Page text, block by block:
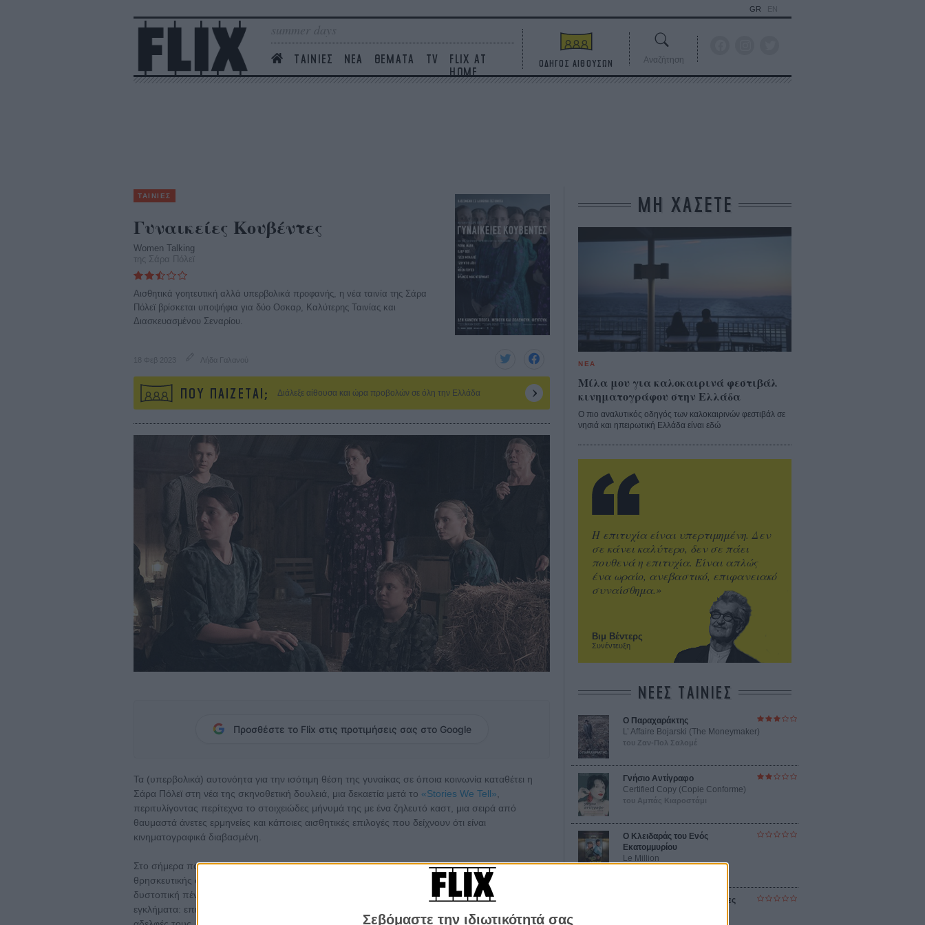
Σεβόμαστε την ιδιωτικότητά σας
summer days
ΤΑΙΝΙΕΣ ΝΕΑ ΘΕΜΑΤΑ TV
FLIX AT
HOME
GR EN
ΟΔΗΓΟΣ ΑΙΘΟΥΣΩΝ Αναζήτηση
ΤΑΙΝΙΕΣ
Γυναικείες Κουβέντες
Women Talking
της Σάρα Πόλεϊ
Αισθητικά γοητευτική αλλά υπερβολικά προφανής, η νέα ταινία της Σάρα
Πόλεϊ βρίσκεται υποψήφια για δύο Οσκαρ, Καλύτερης Ταινίας και
Διασκευασμένου Σεναρίου.
18 Φεβ 2023 Λήδα Γαλανού
ΠΟΥ ΠΑΙΖΕΤΑΙ; Διάλεξε αίθουσα και ώρα προβολών σε όλη την Ελλάδα
Προσθέστε το Flix στις προτιμήσεις σας στο Google
Τα (υπερβολικά) αυτονόητα για την ισότιμη θέση της γυναίκας σε όποια κοινωνία καταθέτει η
Σάρα Πόλεϊ στη νέα της σκηνοθετική δουλειά, μια δεκαετία μετά το «Stories We Tell»
περιτυλίγοντας περίτεχνα το στοιχειώδες μήνυμά της με ένα ζηλευτό καστ, μια σειρά από
θαυμαστά άνετες ερμηνείες και κάποιες αισθητικές επιλογές που δείχνουν ότι είναι
κινηματογραφικά διαβασμένη.
Στο σήμερα που μοιάζει άχρονο, σ' ένα απομονωμένο από τον σύγχρονο πολιτισμό χωριό μιας
θρησκευτικής σέκτας (που θα μπορούσε ν' ανήκει σε Μενονίτες, Αμις, Μορμόνους ή στη
δυστοπική πένα τής Μάργκαρετ Ατγουντ), οι άντρες διαπράττουν καθημερινά ασυγχώρητα
εγκλήματα: επιτίθενται ετσιθελικά στις γυναίκες, τις δικές τους ή των άλλων, στις κόρες ή τις
ΜΗ ΧΑΣΕΤΕ
ΝΕΑ
Μίλα μου για καλοκαιρινά φεστιβάλ
κινηματογράφου στην Ελλάδα
Ο πιο αναλυτικός οδηγός των καλοκαιρινών φεστιβάλ σε
νησιά και ηπειρωτική Ελλάδα είναι εδώ
Βιμ Βέντερς
Συνέντευξη
Η επιτυχία είναι υπερτιμημένη. Δεν
σε κάνει καλύτερο, δεν σε πάει
πουθενά η επιτυχία. Είναι απλώς
ένα ωραίο, ανεβαστικό, επιφανειακό
συναίσθημα.»
ΝΕΕΣ ΤΑΙΝΙΕΣ
Ο Παραχαράκτης
L’ Affaire Bojarski (The Moneymaker)
του Ζαν-Πολ Σαλομέ
Γνήσιο Αντίγραφο
Certified Copy (Copie Conforme)
του Αμπάς Κιαροστάμι
Ο Κλειδαράς του Ενός
Εκατομμυρίου
Le Million
Αυτό που Ξέρουν οι Γυναίκες